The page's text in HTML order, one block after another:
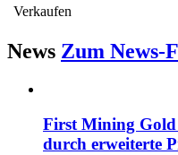
Verkaufen
News Zum News-
First Mining Gold
durch erweiterte